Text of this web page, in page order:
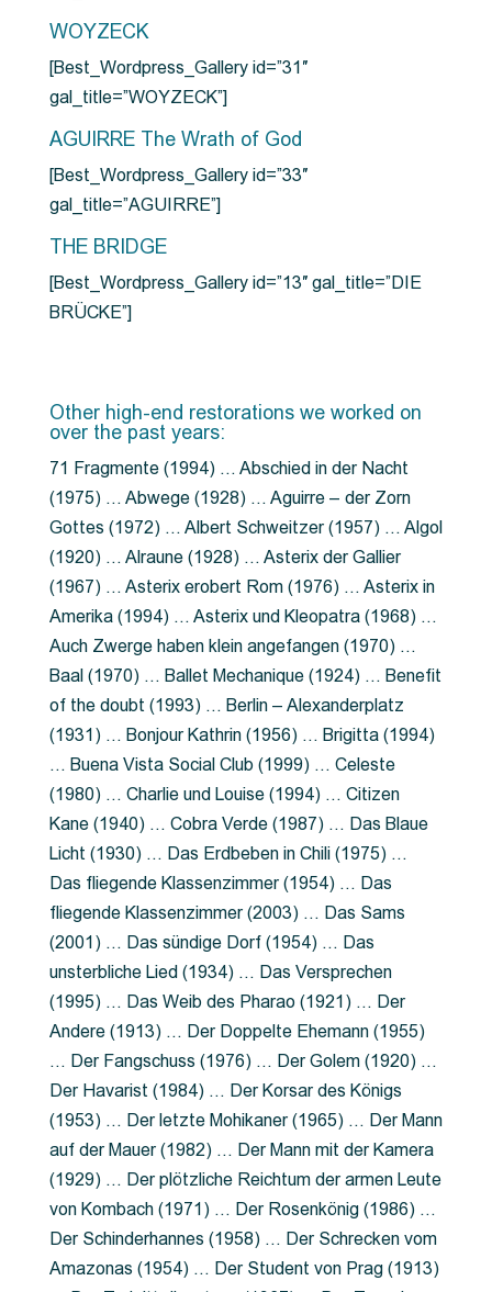
WOYZECK
[Best_Wordpress_Gallery id=”31″
gal_title=”WOYZECK”]
AGUIRRE The Wrath of God
[Best_Wordpress_Gallery id=”33″
gal_title=”AGUIRRE”]
THE BRIDGE
[Best_Wordpress_Gallery id=”13″ gal_title=”DIE
BRÜCKE”]
Other high-end restorations we worked on
over the past years:
71 Fragmente (1994) … Abschied in der Nacht
(1975) … Abwege (1928) … Aguirre – der Zorn
Gottes (1972) … Albert Schweitzer (1957) … Algol
(1920) … Alraune (1928) … Asterix der Gallier
(1967) … Asterix erobert Rom (1976) … Asterix in
Amerika (1994) … Asterix und Kleopatra (1968) …
Auch Zwerge haben klein angefangen (1970) …
Baal (1970) … Ballet Mechanique (1924) … Benefit
of the doubt (1993) … Berlin – Alexanderplatz
(1931) … Bonjour Kathrin (1956) … Brigitta (1994)
… Buena Vista Social Club (1999) … Celeste
(1980) … Charlie und Louise (1994) … Citizen
Kane (1940) … Cobra Verde (1987) … Das Blaue
Licht (1930) … Das Erdbeben in Chili (1975) …
Das fliegende Klassenzimmer (1954) … Das
fliegende Klassenzimmer (2003) … Das Sams
(2001) … Das sündige Dorf (1954) … Das
unsterbliche Lied (1934) … Das Versprechen
(1995) … Das Weib des Pharao (1921) … Der
Andere (1913) … Der Doppelte Ehemann (1955)
… Der Fangschuss (1976) … Der Golem (1920) …
Der Havarist (1984) … Der Korsar des Königs
(1953) … Der letzte Mohikaner (1965) … Der Mann
auf der Mauer (1982) … Der Mann mit der Kamera
(1929) … Der plötzliche Reichtum der armen Leute
von Kombach (1971) … Der Rosenkönig (1986) …
Der Schinderhannes (1958) … Der Schrecken vom
Amazonas (1954) … Der Student von Prag (1913)